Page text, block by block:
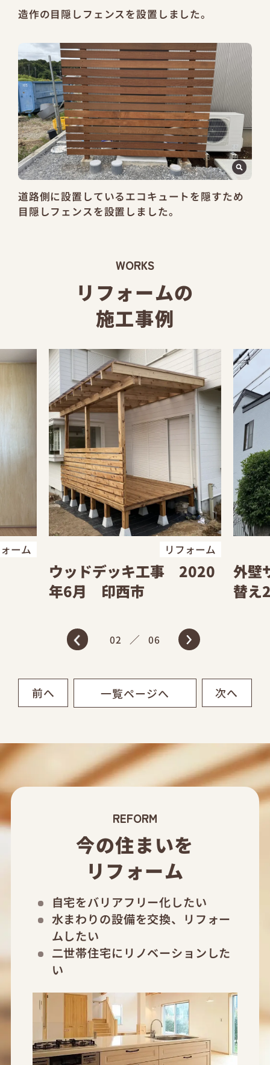
造作の目隠しフェンスを設置しました。
道路側に設置しているエコキュートを隠すため
目隠しフェンスを設置しました。
WORKS
リフォームの
施工事例
ーム リフォーム
ウッドデッキ工事 2020
年6月 印西市
外壁
替え
02 ／ 06
前へ 一覧ページへ 次へ
REFORM
今の住まいを
リフォーム
自宅をバリアフリー化したい
水まわりの設備を交換、リフォー
ムしたい
二世帯住宅にリノベーションした
い